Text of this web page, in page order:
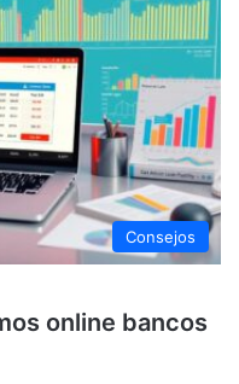
Consejos
online bancos